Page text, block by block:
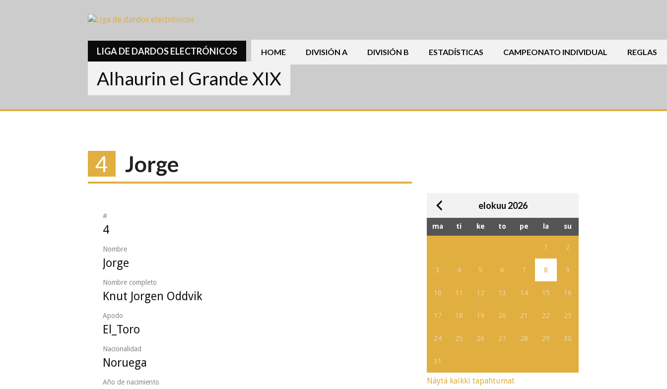
HOME DIVISIÓN A DIVISIÓN B ESTADÍSTICAS CAMPEONATO INDIVIDUAL REGLAS
LIGA DE DARDOS ELECTRÓNICOS
Alhaurin el Grande XIX
4 Jorge
#
4
Nombre
Jorge
Nombre completo
Knut Jorgen Oddvik
Apodo
El_Toro
Nacionalidad
Noruega
Año de nacimiento
elokuu 2026
ma ti ke to pe la su
1 2
3 4 5 6 7 8 9
10 11 12 13 14 15 16
17 18 19 20 21 22 23
24 25 26 27 28 29 30
31
Näytä kaikki tapahtumat